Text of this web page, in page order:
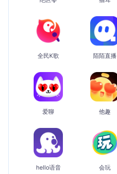
全民K歌 陌陌直播
爱聊 他趣
hello语音 会玩